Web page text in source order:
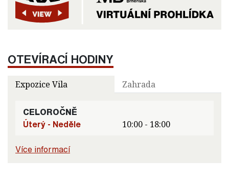
OTEVÍRACÍ HODINY
Expozice Vila Zahrada
CELOROČNĚ
Úterý - Neděle
10:00 - 18:00
Více informací